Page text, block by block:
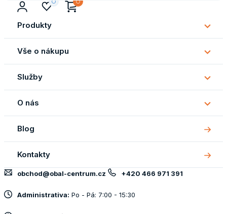
Produkty
Vše o nákupu
Vše
o
Služby
O nás
O
nás
Blog
Kontakty
obchod@obal-centrum.cz +420 466 971 391
Administrativa: Po - Pá: 7:00 - 15:30